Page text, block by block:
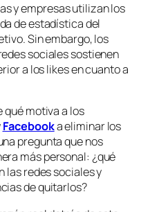
y empresas utilizan los
de estadística del
Sin embargo, los
sociales sostienen
a loslikesen cuanto a
qué motiva a los
Facebooka eliminar los
pregunta que nos
más personal: ¿qué
las redes sociales y
de quitarlos?